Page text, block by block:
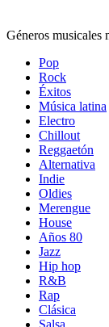
Géneros musicales
Pop
Rock
Éxitos
Música latina
Electro
Chillout
Reggaetón
Alternativa
Indie
Oldies
Merengue
House
Años 80
Jazz
Hip hop
R&B
Rap
Clásica